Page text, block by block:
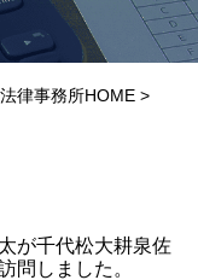
律事務所HOME >
が千代松大耕泉佐
問しました。